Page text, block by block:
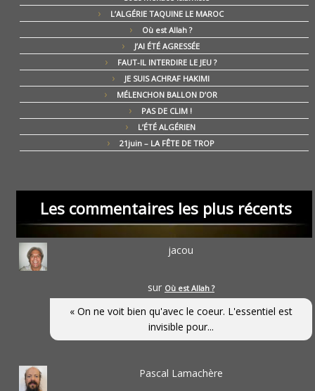
L’ALGÉRIE TAQUINE LE MAROC
Où est Allah ?
J’AI ÉTÉ AGRESSÉE
FAUT-IL INTERDIRE LE JEU ?
JE SUIS ACHRAF HAKIMI
MÉLENCHON BALLON D’OR
PAS DE CLIM !
L’ÉTÉ ALGÉRIEN
21juin – LA FÊTE DE TROP
Les commentaires les plus récents
jacou
sur Où est Allah ?
« On ne voit bien qu'avec le coeur. L'essentiel est
invisible pour...
Pascal Lamachère